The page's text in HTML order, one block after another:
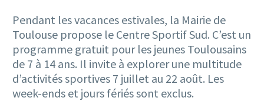
Pendant les vacances estivales, la Mairie de
Toulouse propose le Centre Sportif Sud. C’est un
programme gratuit pour les jeunes Toulousains
de 7 à 14 ans. Il invite à explorer une multitude
d’activités sportives 7 juillet au 22 août. Les
week-ends et jours fériés sont exclus.